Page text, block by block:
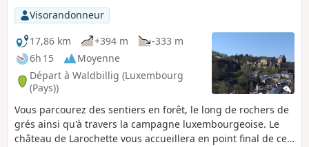
Visorandonneur
17,86 km
+394 m
-333 m
6h 15
Moyenne
Départ à Waldbillig (Luxembourg
(Pays))
Vous parcourez des sentiers en forêt, le long de rochers de
grés ainsi qu'à travers la campagne luxembourgeoise. Le
château de Larochette vous accueillera en point final de ce